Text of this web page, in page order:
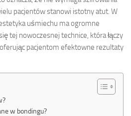
pacjentów stanowi istotny atut. W
uśmiechu ma ogromne
tej nowoczesnej technice, która łączy
pacjentom efektowne rezultaty
w bondingu?